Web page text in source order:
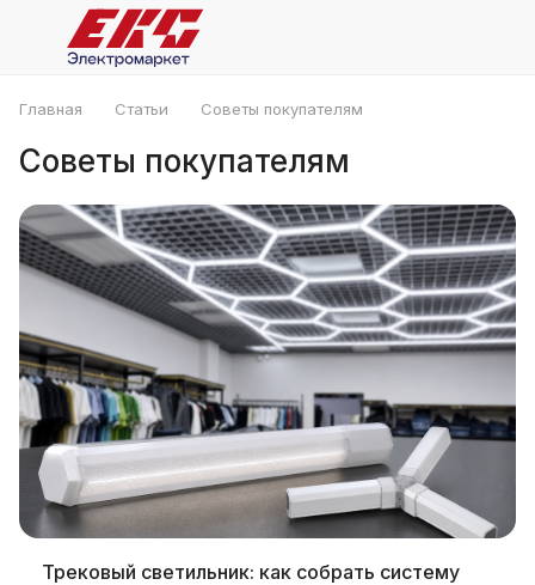
Главная Статьи Советы покупателям
Советы покупателям
Трековый светильник: как собрать систему